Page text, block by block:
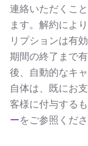
連絡いただくこ
ます。解約によ
リプションは有
期間の終了まで
後、自動的なキ
自体は、既にお
客様に付与する
ーをご参照くださ